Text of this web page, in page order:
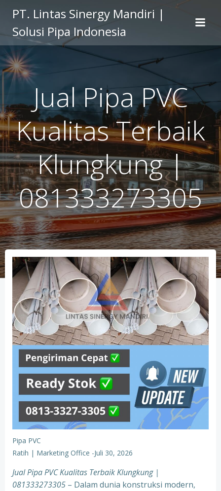
to
content
PT. Lintas Sinergy Mandiri |
Solusi Pipa Indonesia
Jual Pipa PVC
Kualitas Terbaik
Klungkung |
081333273305
Pipa PVC
Ratih | Marketing Office -Juli 30, 2026
Jual Pipa PVC Kualitas Terbaik Klungkung |
081333273305 – Dalam dunia konstruksi modern,